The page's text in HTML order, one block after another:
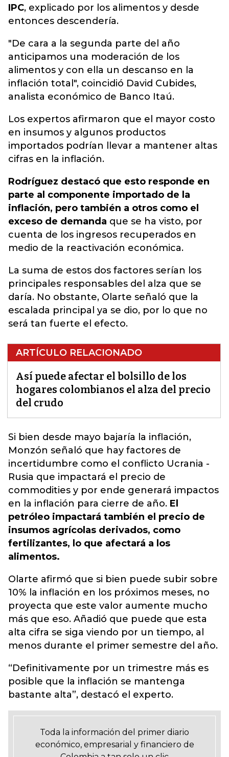
IPC, explicado por los alimentos y desde
entonces descendería.
"De cara a la segunda parte del año
anticipamos una moderación de los
alimentos y con ella un descanso en la
inflación total", coincidió David Cubides,
analista económico de Banco Itaú.
Los expertos afirmaron que el mayor costo
en insumos y algunos productos
importados podrían llevar a mantener altas
cifras en la inflación.
Rodríguez destacó que esto responde en
parte al componente importado de la
inflación, pero también a otros como el
exceso de demanda que se ha visto, por
cuenta de los ingresos recuperados en
medio de la reactivación económica.
La suma de estos dos factores serían los
principales responsables del alza que se
daría. No obstante, Olarte señaló que la
escalada principal ya se dio, por lo que no
será tan fuerte el efecto.
ARTÍCULO RELACIONADO
Así puede afectar el bolsillo de los
hogares colombianos el alza del precio
del crudo
Si bien desde mayo bajaría la inflación,
Monzón señaló que hay factores de
incertidumbre como el conflicto Ucrania -
Rusia que impactará el precio de
commodities y por ende generará impactos
en la inflación para cierre de año. El
petróleo impactará también el precio de
insumos agrícolas derivados, como
fertilizantes, lo que afectará a los
alimentos.
Olarte afirmó que si bien puede subir sobre
10% la inflación en los próximos meses, no
proyecta que este valor aumente mucho
más que eso. Añadió que puede que esta
alta cifra se siga viendo por un tiempo, al
menos durante el primer semestre del año.
“Definitivamente por un trimestre más es
posible que la inflación se mantenga
bastante alta”, destacó el experto.
Toda la información del primer diario
económico, empresarial y financiero de